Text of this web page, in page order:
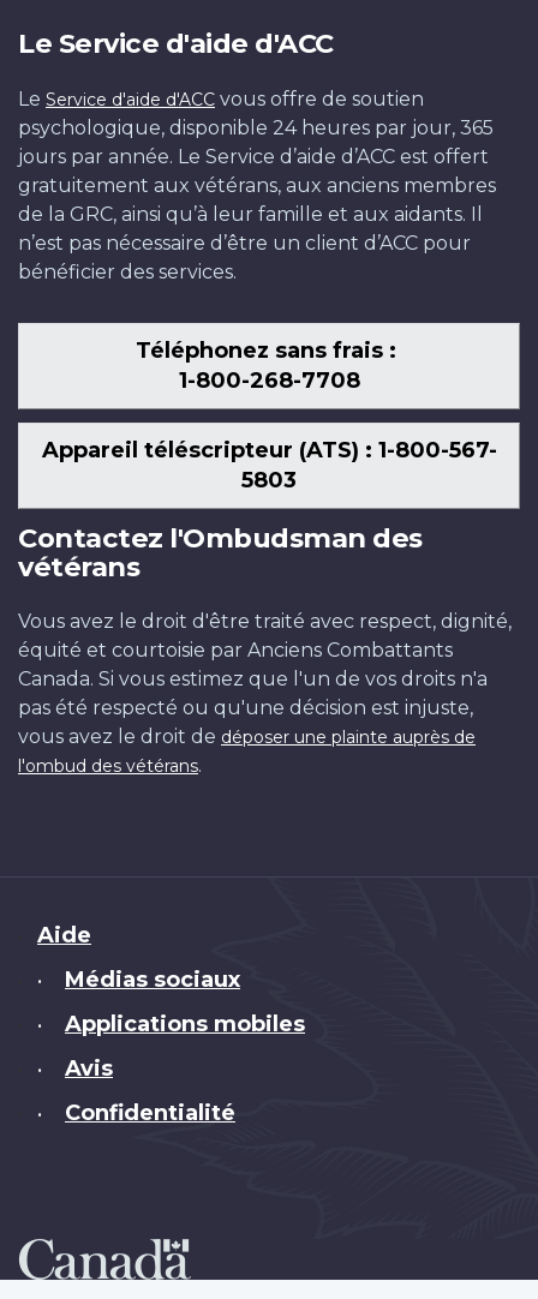
Le Service d'aide d'ACC
Le Service d'aide d'ACC vous offre de soutien
psychologique, disponible 24 heures par jour, 365
jours par année. Le Service d’aide d’ACC est offert
gratuitement aux vétérans, aux anciens membres
de la GRC, ainsi qu’à leur famille et aux aidants. Il
n’est pas nécessaire d’être un client d’ACC pour
bénéficier des services.
Téléphonez sans frais :
1-800-268-7708
Appareil téléscripteur (ATS) : 1-800-567-
5803
Contactez l'Ombudsman des
vétérans
Vous avez le droit d'être traité avec respect, dignité,
équité et courtoisie par Anciens Combattants
Canada. Si vous estimez que l'un de vos droits n'a
pas été respecté ou qu'une décision est injuste,
vous avez le droit de déposer une plainte auprès de
l'ombud des vétérans.
Brand
Aide
• Médias sociaux
• Applications mobiles
• Avis
• Confidentialité